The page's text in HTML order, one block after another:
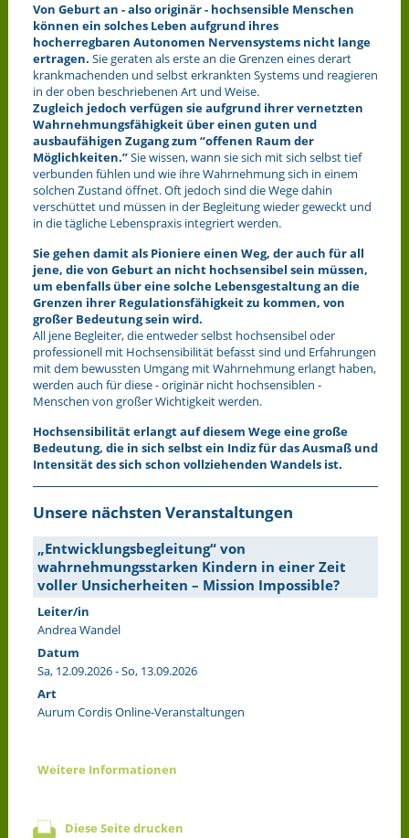
Von Geburt an - also originär - hochsensible Menschen
können ein solches Leben aufgrund ihres
hocherregbaren Autonomen Nervensystems nicht lange
ertragen. Sie geraten als erste an die Grenzen eines derart
krankmachenden und selbst erkrankten Systems und reagieren
in der oben beschriebenen Art und Weise.
Zugleich jedoch verfügen sie aufgrund ihrer vernetzten
Wahrnehmungsfähigkeit über einen guten und
ausbaufähigen Zugang zum “offenen Raum der
Möglichkeiten.”Sie wissen, wann sie sich mit sich selbst tief
verbunden fühlen und wie ihre Wahrnehmung sich in einem
solchen Zustand öffnet. Oft jedoch sind die Wege dahin
verschüttet und müssen in der Begleitung wieder geweckt und
in die tägliche Lebenspraxis integriert werden.
Sie gehen damit als Pioniere einen Weg, der auch für all
jene, die von Geburt an nicht hochsensibel sein müssen,
um ebenfalls über eine solche Lebensgestaltung an die
Grenzen ihrer Regulationsfähigkeit zu kommen, von
großer Bedeutung sein wird.
All jene Begleiter, die entweder selbst hochsensibel oder
professionell mit Hochsensibilität befasst sind und Erfahrungen
mit dem bewussten Umgang mit Wahrnehmung erlangt haben,
werden auch für diese - originär nicht hochsensiblen -
Menschen von großer Wichtigkeit werden.
Hochsensibilität erlangt auf diesem Wege eine große
Bedeutung, die in sich selbst ein Indiz für das Ausmaß und
Intensität des sich schon vollziehenden Wandels ist.
Unsere nächsten Veranstaltungen
„Entwicklungsbegleitung“ von
wahrnehmungsstarken Kindern in einer Zeit
voller Unsicherheiten – Mission Impossible?
Leiter/in
Andrea Wandel
Datum
Sa, 12.09.2026 - So, 13.09.2026
Art
Aurum Cordis Online-Veranstaltungen
Weitere Informationen
Diese Seite drucken